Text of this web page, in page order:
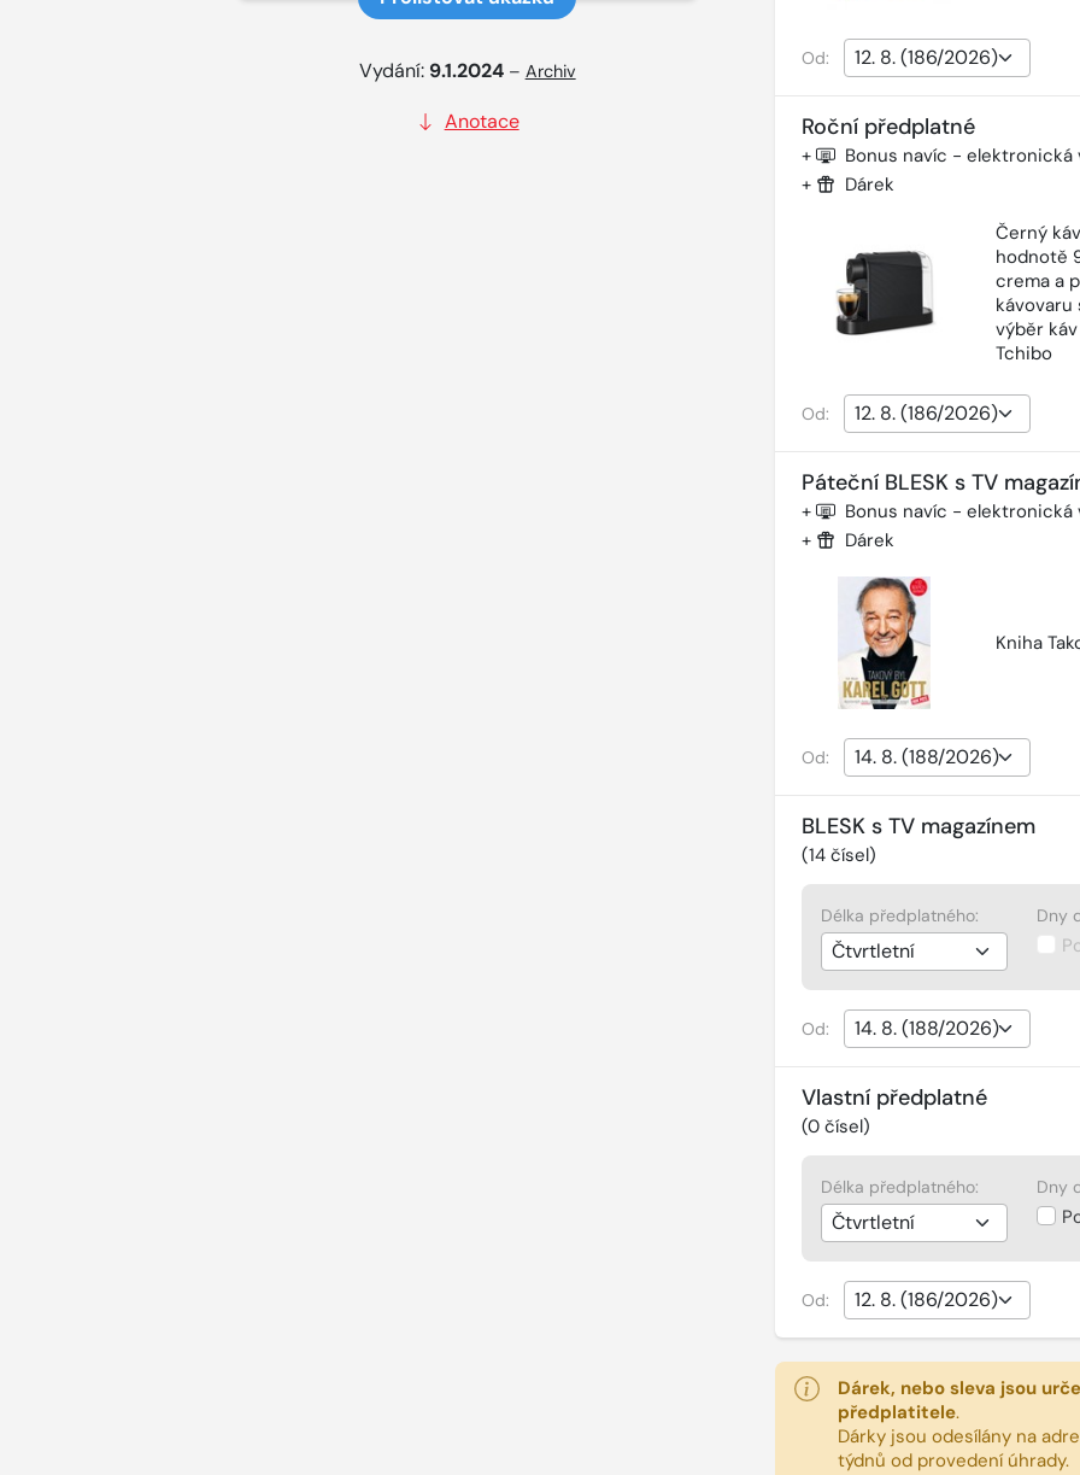
Vydání: 9.1.2024 – Archiv
Anotace
Od:
Roční předplatné
+ Bonus navíc - elektronická
+
Dárek
Černý
hodnotě
crema a
kávovaru
výběr
Tchibo
Od:
Páteční BLESK s TV
+ Bonus navíc - elektronická
+ Dárek
Kniha
Od:
BLESK s TV magazínem
(14čísel)
Délka předplatného: Dny
Od:
Vlastní předplatné
(0čísel)
Délka předplatného: Dny
Od:
Dárek, nebo sleva jsou
předplatitele.
Dárky jsou odesílány na
týdnů od provedení úhrady.